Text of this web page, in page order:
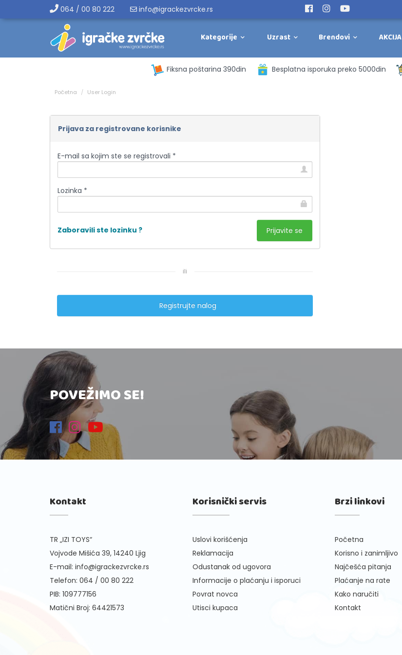
064 / 00 80 222 info@igrackezvrcke.rs
Kategorije Uzrast Brendovi AKCIJA
Fiksna poštarina 390din Besplatna isporuka preko 5000din
Početna User Login
Prijava za registrovane korisnike
E-mail sa kojim ste se registrovali *
Lozinka *
Zaboravili ste lozinku ?
ili
Registrujte nalog
POVEŽIMO SE!
Kontakt
TR „IZI TOYS“
Vojvode Mišića 39, 14240 Ljig
E-mail: info@igrackezvrcke.rs
Telefon: 064 / 00 80 222
PIB: 109777156
Matični Broj: 64421573
Korisnički servis
Uslovi korišćenja
Reklamacija
Odustanak od ugovora
Informacije o plaćanju i isporuci
Povrat novca
Utisci kupaca
Brzi linkovi
Početna
Korisno i zanimljivo
Najčešća pitanja
Plaćanje na rate
Kako naručiti
Kontakt